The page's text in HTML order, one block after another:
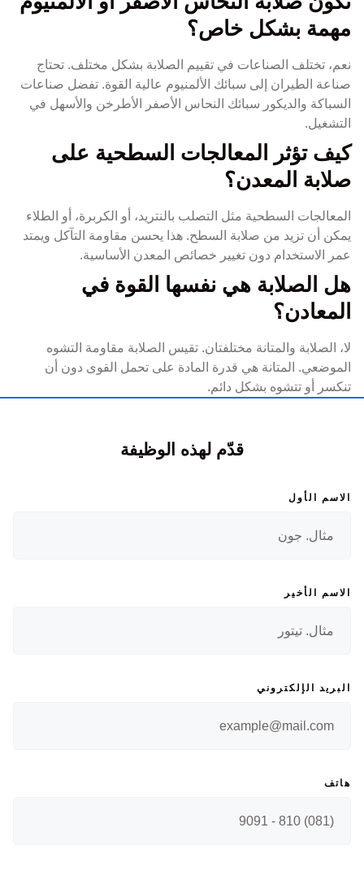
مهمة بشكل خاص؟
نعم، تختلف الصناعات في تقييم الصلابة بشكل مختلف. تحتاج
صناعة الطيران إلى سبائك الألمنيوم عالية القوة. تفضل صناعات
السباكة والديكور سبائك النحاس الأصفر الأطرخن والأسهل في
التشغيل.
كيف تؤثر المعالجات السطحية على
صلابة المعدن؟
المعالجات السطحية مثل التصلب بالنتريد، أو الكربرة، أو الطلاء
يمكن أن تزيد من صلابة السطح. هذا يحسن مقاومة التآكل ويمتد
عمر الاستخدام دون تغيير خصائص المعدن الأساسية.
هل الصلابة هي نفسها القوة في
المعادن؟
لا، الصلابة والمتانة مختلفتان. تقيس الصلابة مقاومة التشوه
الموضعي. المتانة هي قدرة المادة على تحمل القوى دون أن
تنكسر أو تتشوه بشكل دائم.
قدّم لهذه الوظيفة
الاسم الأول
الاسم الأخير
البريد الإلكتروني
هاتف